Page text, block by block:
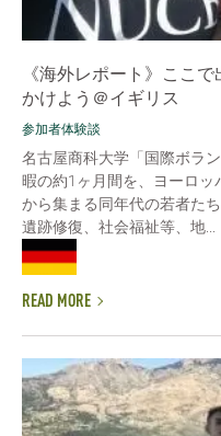
《海外レポート》ここ
かけよう＠イギリス
参加者体験談
名古屋商科大学「国際ボラ
暇の約1ヶ月間を、ヨーロッ
から集まる同年代の若者た
遺跡修復、社会福祉等、地...
READ MORE